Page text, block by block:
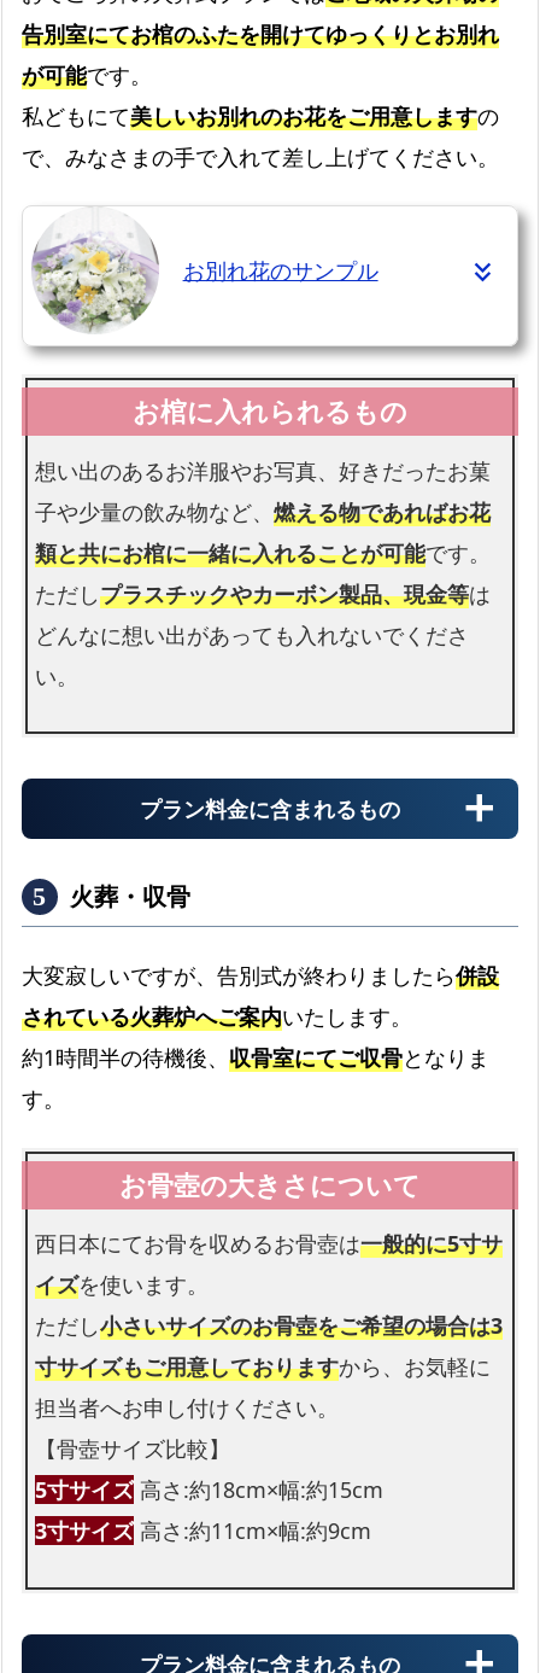
最大3日分まで無料です
お棺
故人様を収めるお棺です
仏衣
書類手続き代行
告別室にてお棺のふたを開けてゆっくりとお別れ
が可能です。
私どもにて美しいお別れのお花をご用意しますの
で、みなさまの手で入れて差し上げてください。
お別れ花のサンプル
想い出のあるお洋服やお写真、好きだったお菓
子や少量の飲み物など、燃える物であればお花
類と共にお棺に一緒に入れることが可能です。
ただしプラスチックやカーボン製品、現金等は
どんなに想い出があっても入れないでくださ
い。
プラン料金に含まれるもの
納棺切り花
お顔まわりを彩る切り花です
花束
お足元も花束を入れられます
火葬・収骨
大変寂しいですが、告別式が終わりましたら併設
されている火葬炉へご案内いたします。
約1時間半の待機後、 収骨室にてご収骨となりま
す。
西日本にてお骨を収めるお骨壺は一般的に5寸サ
イズを使います。
ただし小さいサイズのお骨壺をご希望の場合は3
寸サイズもご用意しておりますから、お気軽に
担当者へお申し付けください。
【骨壺サイズ比較】
5寸サイズ 高さ:約18cm×幅:約15cm
3寸サイズ 高さ:約11cm×幅:約9cm
プラン料金に含まれるもの